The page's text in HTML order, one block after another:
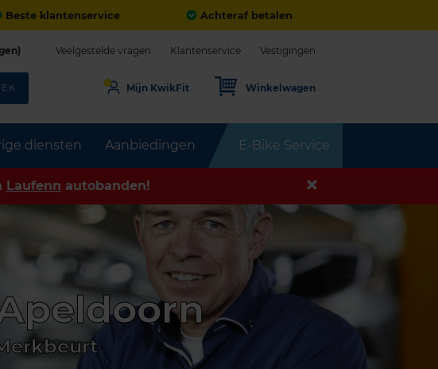
Beste klantenservice Achteraf betalen
diensten Aanbiedingen E-Bike Service
Veelgestelde vragen Klantenservice Vestigingen
Mijn KwikFit Winkelwagen
Laufenn autobanden!